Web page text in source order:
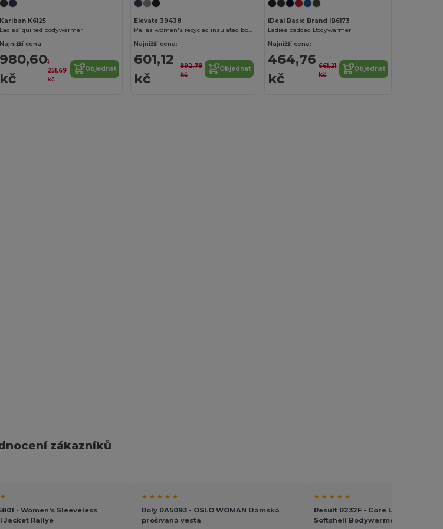
Kariban K6125
Ladies’ quilted bodywarmer
Najnižší cena:
980,60
kč
1
251,69
kč
Objednat
Elevate 39438
Pallas women's recycled insulated bodywarmer
Najnižší cena:
601,12
kč
892,78
kč
Objednat
iDeal Basic Brand IB6173
Ladies padded Bodywarmer
Najnižší cena:
464,76
kč
661,21
kč
Objednat
zákazníků
- Women's Sleeveless
Jacket Rallye
★ ★ ★ ★ ★
Roly RA5093 - OSLO WOMAN Dámská
prošívaná vesta
★ ★ ★ ★ ★
Result R232F - Core Ladies
Softshell Bodywarmer